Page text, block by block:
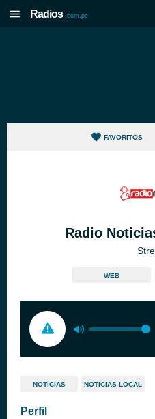
Radios .com.pe
FAVORITOS
Radio
WEB
NOTICIAS NOTICIAS LOCAL
Perfil